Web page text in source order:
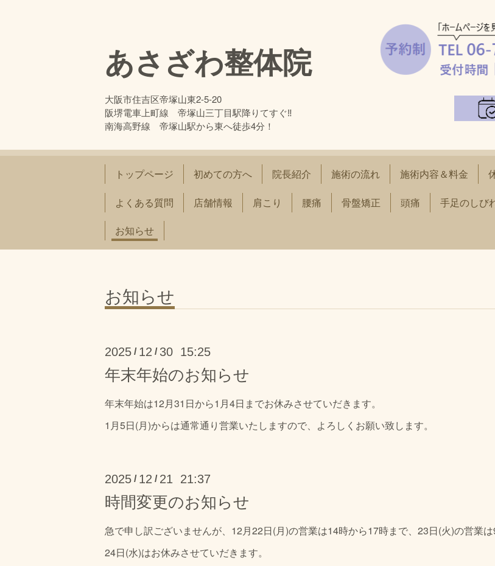
あさざわ整体院
大阪市住吉区帝塚山東2-5-20
阪堺電車上町線 帝塚山三丁目駅降りてすぐ‼
南海高野線 帝塚山駅から東へ徒歩4分！
トップページ 初めての方へ 院長紹介 施術の流れ 施術内容＆料金
よくある質問 店舗情報 肩こり 腰痛 骨盤矯正 頭痛 手足のしび
お知らせ
お知らせ
2025 / 12 / 30 15:25
年末年始のお知らせ
年末年始は12月31日から1月4日までお休みさせていだきます。
1月5日(月)からは通常通り営業いたしますので、よろしくお願い致します。
2025 / 12 / 21 21:37
時間変更のお知らせ
急で申し訳ございませんが、12月22日(月)の営業は14時から17時まで、23日(火)の営業
24日(水)はお休みさせていだきます。